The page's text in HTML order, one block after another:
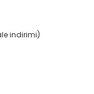
indirimi)